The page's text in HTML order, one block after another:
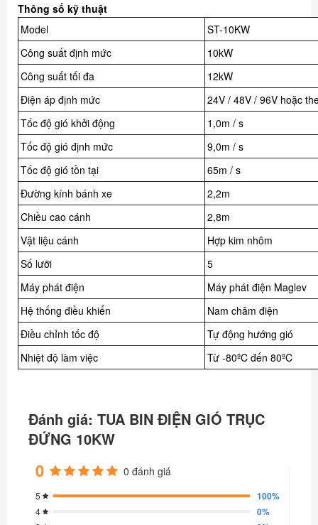
Thông số kỹ thuật
Model
ST-10KW
Công suất định mức
10kW
Công suất tối đa
12kW
Điện áp định mức
24V / 48V / 96V hoặc
Tốc độ gió khởi động
1,0m / s
Tốc độ gió định mức
9,0m / s
Tốc độ gió tồn tại
65m / s
Đường kính bánh xe
2,2m
Chiều cao cánh
2,8m
Vật liệu cánh
Hợp kim nhôm
Số lưỡi
5
Máy phát điện
Máy phát điện Maglev
Hệ thống điều khiển
Nam châm điện
Điều chỉnh tốc độ
Tự động hướng gió
Nhiệt độ làm việc
Từ -80ºC đến 80ºC
Đánh giá: TUA BIN ĐIỆN GIÓ TRỤC
ĐỨNG 10KW
0 0 đánh giá
5 100%
4 0%